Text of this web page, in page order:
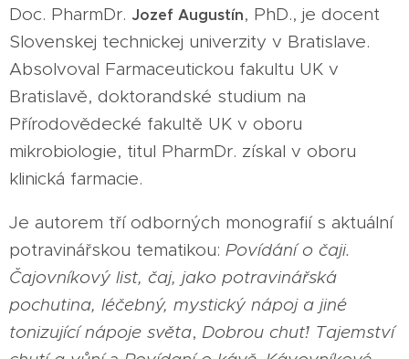
Doc. PharmDr. Jozef Augustín, PhD., je docent
Slovenskej technickej univerzity v Bratislave.
Absolvoval Farmaceutickou fakultu UK v
Bratislavě, doktorandské studium na
Přírodovědecké fakultě UK v oboru
mikrobiologie, titul PharmDr. získal v oboru
klinická farmacie.
Je autorem tří odborných monografií s aktuální
potravinářskou tematikou: Povídání o čaji.
Čajovníkový list, čaj, jako potravinářská
pochutina, léčebný, mystický nápoj a jiné
tonizující nápoje světa, Dobrou chuť! Tajemství